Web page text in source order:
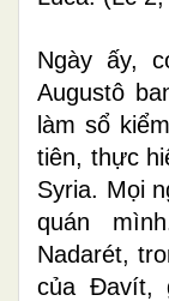
Ngày ấy,
Augustô
làm sổ
tiên, thực
Syria. Mọi
quán
Nadarét,
của Ðavít,